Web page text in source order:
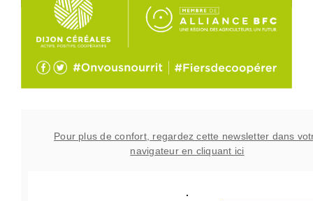
Pour plus de confort, regardez cette newsletter dans
navigateur en cliquant ici